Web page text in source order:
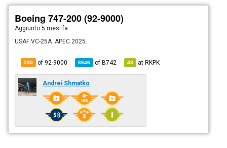
Boeing 747-200 (92-9000)
Aggiunto5 mesi fa
USAF VC-25A. APEC 2025.
260 of 92-9000 8646 ofB742 48 atRKPK
Andrei Shmatko